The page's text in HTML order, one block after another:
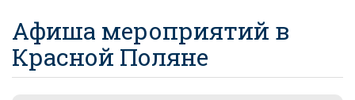
Афиша мероприятий в
Красной Поляне